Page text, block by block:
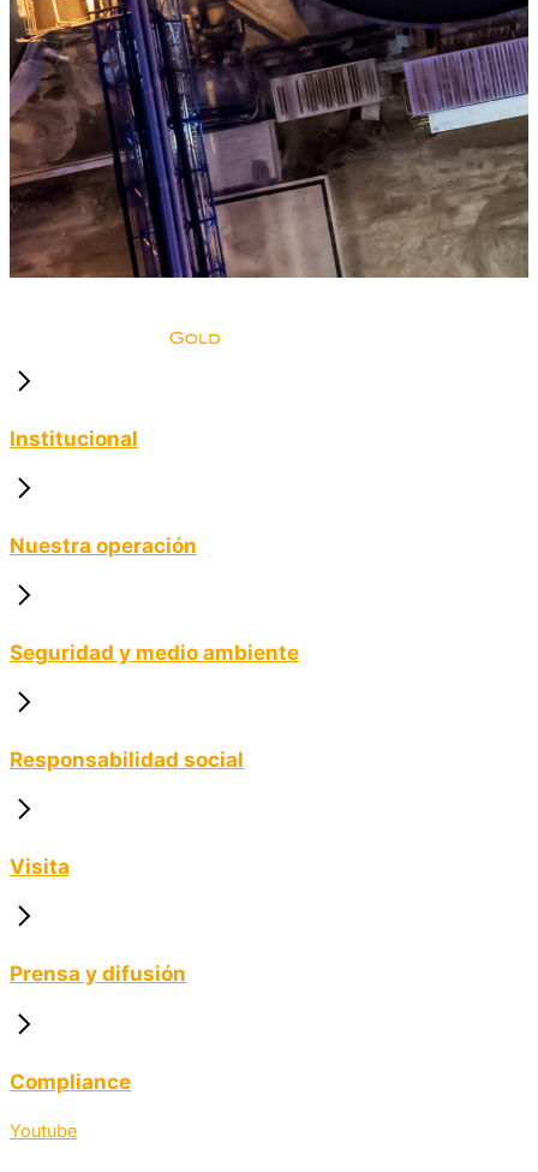
Institucional
Nuestra operación
Seguridad y medio ambiente
Responsabilidad social
Visita
Prensa y difusión
Compliance
Youtube